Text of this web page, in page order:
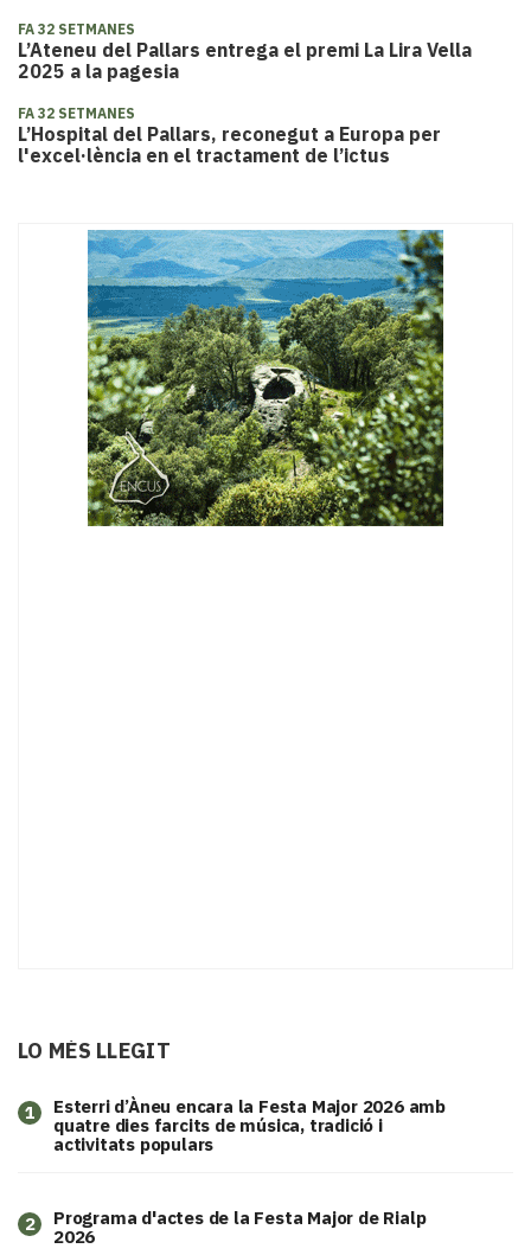
FA 32 SETMANES
​L’Ateneu del Pallars entrega el premi La Lira Vella
2025 a la pagesia
FA 32 SETMANES
L’Hospital del Pallars, reconegut a Europa per
l'excel·lència en el tractament de l’ictus
LO MÉS LLEGIT
1
Esterri d’Àneu encara la Festa Major 2026 amb
quatre dies farcits de música, tradició i
activitats populars
2
Programa d'actes de la Festa Major de Rialp
2026